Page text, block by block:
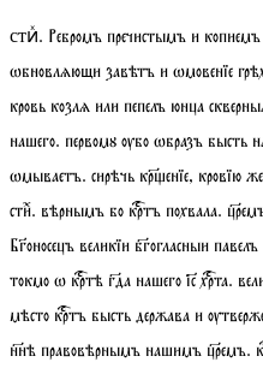
стиⷯ. Ребромъ пречистымъ и
ѡбновлѧющи завѣтъ и ѡмовенїе
кровь козлѧ или пепелъ юнца
нашего. первомꙋ ѹбо ѡбразъ бысть
ѡмываетъ. сирѣчь кренїе, кровїю
сти. вѣрнымъ бо кртъ похвала.
Боносецъ великїи бгогласныи
токмо ѡ кртѣ гда нашего іс҃ хрта.
мѣсто кртъ бысть держава и
ннѣ правовѣрнымъ нашимъ цремъ.